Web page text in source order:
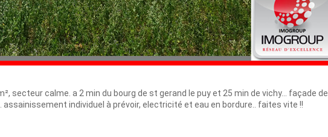
secteur calme. a 2 min du bourg de st gerand le puy et 25 min de vichy... façade de
individuel à prévoir, electricité et eau en bordure.. faites vite !!